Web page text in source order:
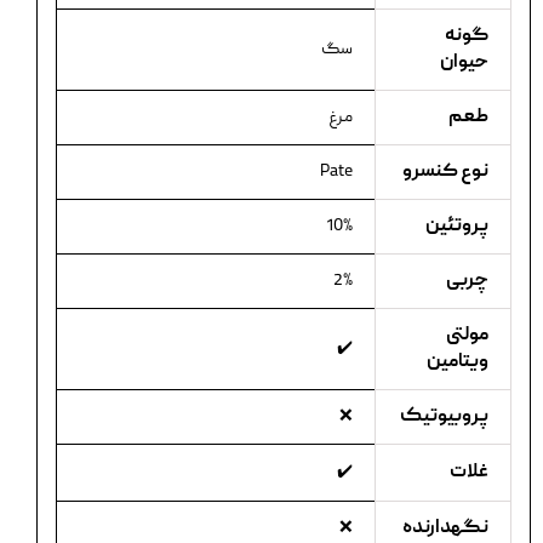
گونه
حیوان
سگ
طعم مرغ
نوع کنسرو Pate
پروتئین 10%
چربی 2%
مولتی
ویتامین
✔️
پروبیوتیک ❌
غلات ✔️
نگهدارنده ❌